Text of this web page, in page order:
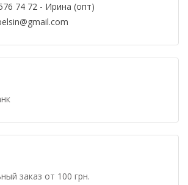
74 72 - Ирина (опт)
заказ от 100 грн.